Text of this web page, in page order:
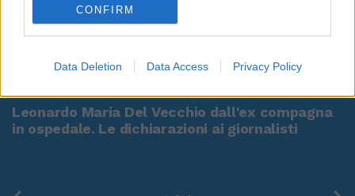
CONFIRM
Data Deletion Data Access Privacy Policy
00:00 01:16
Leonardo Maria Del Vecchio dall'ex compagna
in ospedale. Le dichiarazioni ai giornalisti